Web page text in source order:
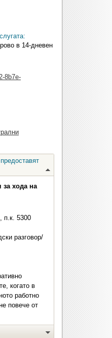
в 14-дневен
8b7e-
за хода на
п.к. 5300
разговор/
когато в
работно
повече от